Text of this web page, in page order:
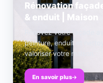
Rénovation
& enduit | Maison
Rénovez votre façade
peinture, enduit et
valoriser votre maison.
En savoir plus